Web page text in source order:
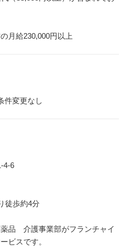
月給230,000円以上
件変更なし
4-6
徒歩約4分
品 介護事業部がフランチャイ
ビスです。